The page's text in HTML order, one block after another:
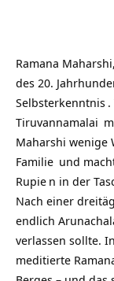
Ramana
des 20.
Selbsterkenntnis
Tiruvannamalai
Maharshi wenige
Familie und
Rupie n in der
Nach einer
endlich
verlassen sollte.
meditierte